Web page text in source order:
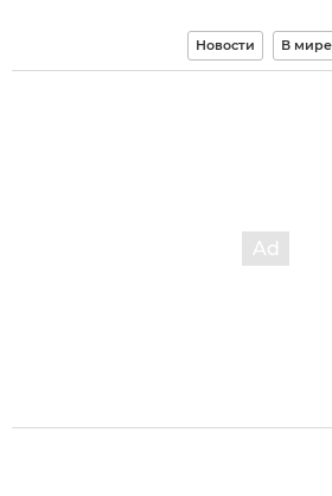
Новости В мире